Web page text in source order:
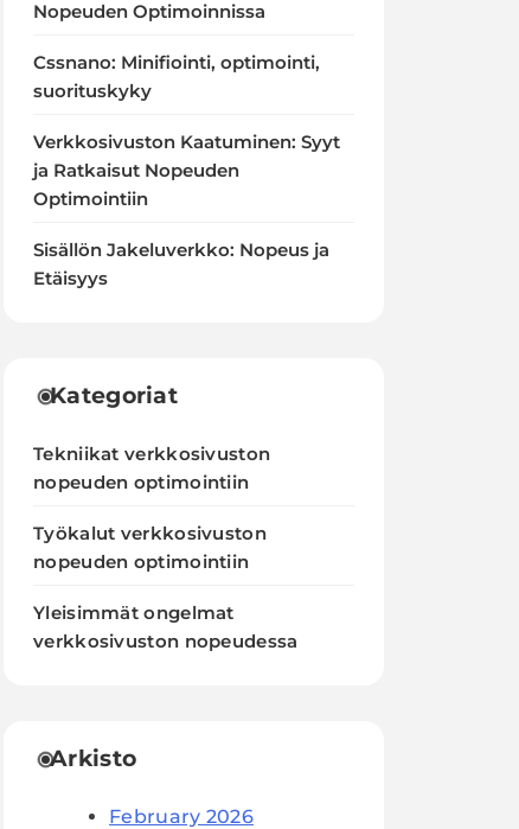
Nopeuden Optimoinnissa
Cssnano: Minifiointi, optimointi,
suorituskyky
Verkkosivuston Kaatuminen: Syyt
ja Ratkaisut Nopeuden
Optimointiin
Sisällön Jakeluverkko: Nopeus ja
Etäisyys
Kategoriat
Tekniikat verkkosivuston
nopeuden optimointiin
Työkalut verkkosivuston
nopeuden optimointiin
Yleisimmät ongelmat
verkkosivuston nopeudessa
Arkisto
February 2026